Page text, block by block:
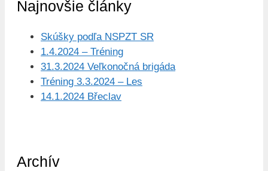
Najnovšie články
Skúšky podľa NSPZT SR
1.4.2024 – Tréning
31.3.2024 Veľkonočná brigáda
Tréning 3.3.2024 – Les
14.1.2024 Břeclav
Archív